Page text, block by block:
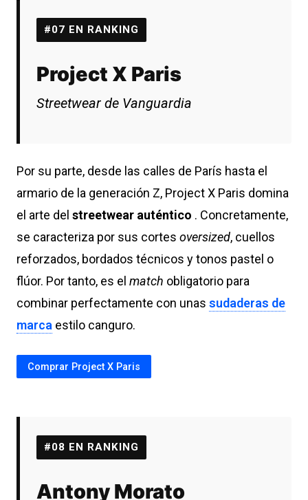
#07 EN RANKING
Project X Paris
Streetwear de Vanguardia
Por su parte, desde las calles de París hasta el
armario de la generación Z, Project X Paris domina
el arte del streetwear auténtico . Concretamente,
se caracteriza por sus cortes oversized, cuellos
reforzados, bordados técnicos y tonos pastel o
flúor. Por tanto, es el match obligatorio para
combinar perfectamente con unas sudaderas de
marca estilo canguro.
Comprar Project X Paris
#08 EN RANKING
Antony Morato